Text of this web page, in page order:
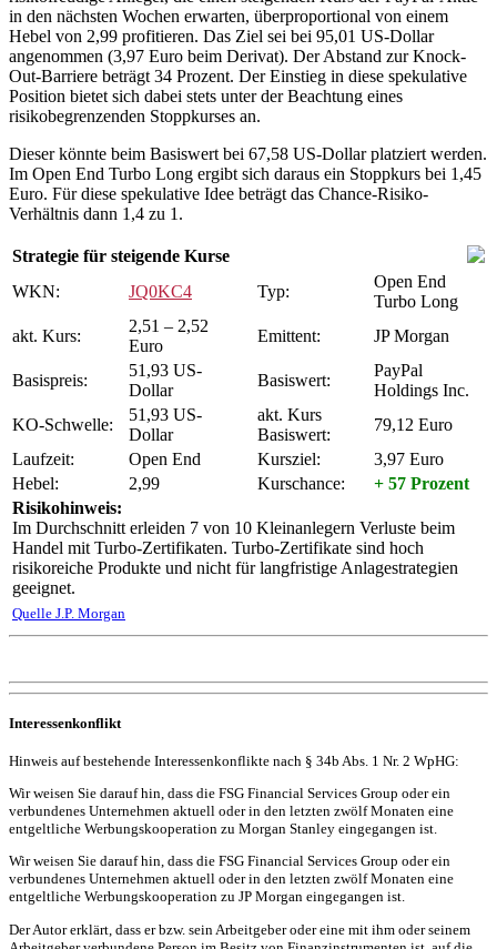
in den nächsten Wochen erwarten, überproportional von einem
Hebel von 2,99 profitieren. Das Ziel sei bei 95,01 US-Dollar
angenommen (3,97 Euro beim Derivat). Der Abstand zur Knock-
Out-Barriere beträgt 34 Prozent. Der Einstieg in diese spekulative
Position bietet sich dabei stets unter der Beachtung eines
risikobegrenzenden Stoppkurses an.
Dieser könnte beim Basiswert bei 67,58 US-Dollar platziert werden.
Im Open End Turbo Long ergibt sich daraus ein Stoppkurs bei 1,45
Euro. Für diese spekulative Idee beträgt das Chance-Risiko-
Verhältnis dann 1,4 zu 1.
Strategie für steigende Kurse
WKN:
JQ0KC4 Typ:
Open End
Turbo Long
akt. Kurs:
2,51 – 2,52
Euro
Emittent: JP Morgan
Basispreis:
51,93 US-
Dollar
Basiswert:
PayPal
Holdings Inc.
KO-Schwelle:
51,93 US-
Dollar
akt. Kurs
Basiswert:
79,12 Euro
Laufzeit:
Open End Kursziel:
3,97 Euro
Hebel:
2,99 Kurschance:
+ 57 Prozent
Risikohinweis:
Im Durchschnitt erleiden 7 von 10 Kleinanlegern Verluste beim
Handel mit Turbo-Zertifikaten. Turbo-Zertifikate sind hoch
risikoreiche Produkte und nicht für langfristige Anlagestrategien
geeignet.
Quelle J.P. Morgan
Interessenkonflikt
Hinweis auf bestehende Interessenkonflikte nach § 34b Abs. 1 Nr. 2 WpHG:
Wir weisen Sie darauf hin, dass die FSG Financial Services Group oder ein
verbundenes Unternehmen aktuell oder in den letzten zwölf Monaten eine
entgeltliche Werbungskooperation zu Morgan Stanley eingegangen ist.
Wir weisen Sie darauf hin, dass die FSG Financial Services Group oder ein
verbundenes Unternehmen aktuell oder in den letzten zwölf Monaten eine
entgeltliche Werbungskooperation zu JP Morgan eingegangen ist.
Der Autor erklärt, dass er bzw. sein Arbeitgeber oder eine mit ihm oder seinem